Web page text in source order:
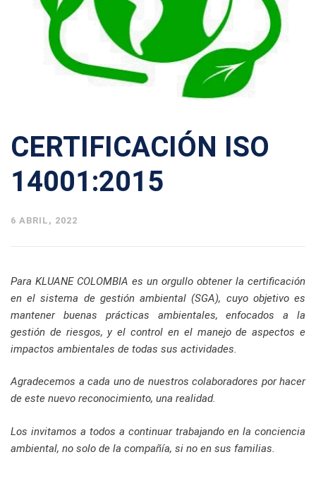
CERTIFICACIÓN ISO
14001:2015
6 ABRIL, 2022
Para KLUANE COLOMBIA es un orgullo obtener la certificación
en el sistema de gestión ambiental (SGA), cuyo objetivo es
mantener buenas prácticas ambientales, enfocados a la
gestión de riesgos, y el control en el manejo de aspectos e
impactos ambientales de todas sus actividades.
Agradecemos a cada uno de nuestros colaboradores por hacer
de este nuevo reconocimiento, una realidad.
Los invitamos a todos a continuar trabajando en la conciencia
ambiental, no solo de la compañía, si no en sus familias.